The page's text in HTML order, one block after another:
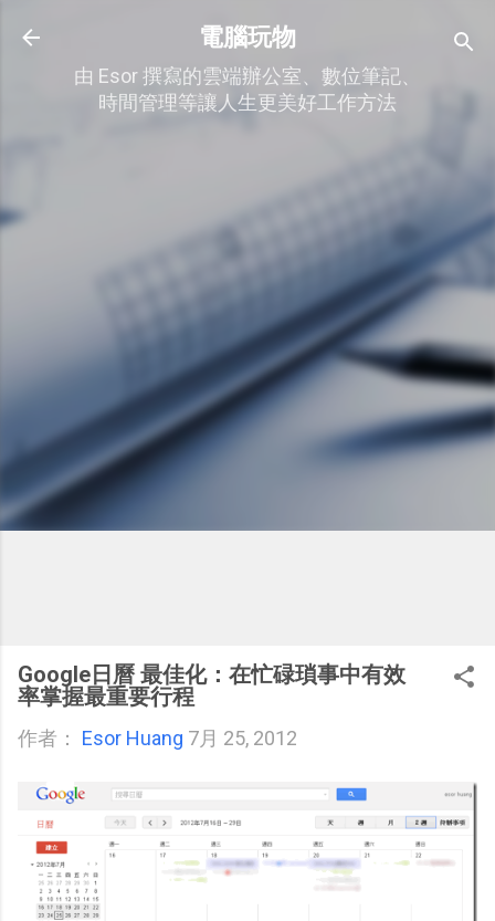
跳到主要內容
電腦玩物
由 Esor 撰寫的雲端辦公室、數位筆記、
時間管理等讓人生更美好工作方法
Google日曆 最佳化：在忙碌瑣事中有效
率掌握最重要行程
作者： Esor Huang 7月 25, 2012